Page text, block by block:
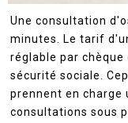
Une consultation
minutes. Le tarif
réglable par chèque
sécurité sociale.
prennent en charge
consultations sous